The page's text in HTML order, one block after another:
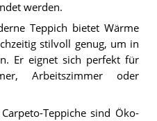
werden.
Teppich bietet Wärme
stilvoll genug, um in
Er eignet sich perfekt für
Arbeitszimmer oder
Carpeto-Teppiche sind Öko-